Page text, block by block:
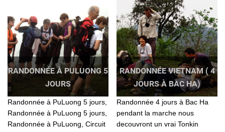
RANDONNÉE À PULUONG 5
JOURS
Randonnée à PuLuong 5 jours,
Randonnée à PuLuong 5 jours,
Randonnée à PuLuong, Circuit
RANDONNÉE VIETNAM ( 4
JOURS À BAC HA)
Randonnée 4 jours à Bac Ha
pendant la marche nous
decouvront un vrai Tonkin